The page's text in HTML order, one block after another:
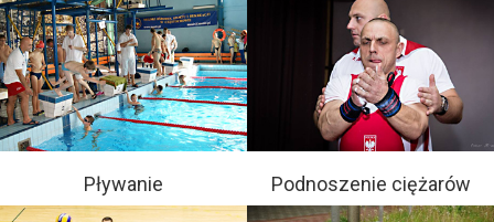
Pływanie Podnoszenie ciężarów